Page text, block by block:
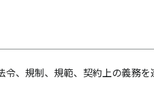
、規制、規範、契約上の義務を